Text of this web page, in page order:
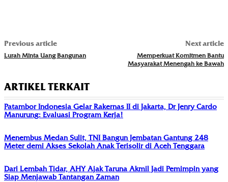
Previous article
Lurah Minta Uang Bangunan
Next article
Memperkuat Komitmen Bantu
Masyarakat Menengah ke Bawah
ARTIKEL TERKAIT
Patambor Indonesia Gelar Rakernas II di Jakarta, Dr Jenry Cardo
Manurung: Evaluasi Program Kerja!
Menembus Medan Sulit, TNI Bangun Jembatan Gantung 248
Meter demi Akses Sekolah Anak Terisolir di Aceh Tenggara
Dari Lembah Tidar, AHY Ajak Taruna Akmil Jadi Pemimpin yang
Siap Menjawab Tantangan Zaman